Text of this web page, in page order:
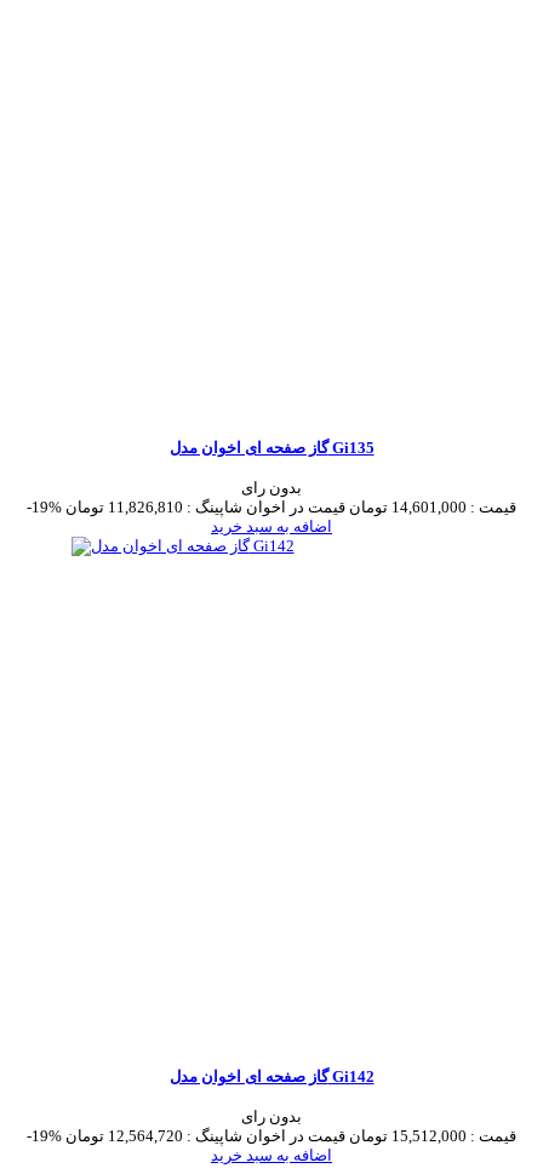
گاز صفحه ای اخوان مدل Gi135
بدون رای
-19%
قیمت : 14,601,000 تومان قیمت در اخوان شاپینگ : 11,826,810 تومان
اضافه به سبد خرید
گاز صفحه ای اخوان مدل Gi142
بدون رای
-19%
قیمت : 15,512,000 تومان قیمت در اخوان شاپینگ : 12,564,720 تومان
اضافه به سبد خرید